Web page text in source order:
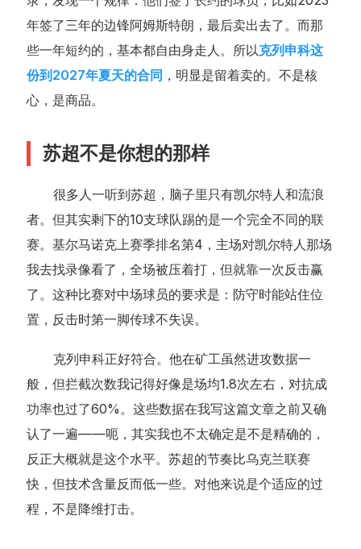
年签了三年的边锋阿姆斯特朗，最后卖出去了。而那
些一年短约的，基本都自由身走人。所以克列申科这
份到2027年夏天的合同 ，明显是留着卖的。不是核
心，是商品。
苏超不是你想的那样
很多人一听到苏超，脑子里只有凯尔特人和流浪
者。但其实剩下的10支球队踢的是一个完全不同的联
赛。基尔马诺克上赛季排名第4，主场对凯尔特人那场
我去找录像看了，全场被压着打，但就靠一次反击赢
了。这种比赛对中场球员的要求是：防守时能站住位
置，反击时第一脚传球不失误。
克列申科正好符合。他在矿工虽然进攻数据一
般，但拦截次数我记得好像是场均1.8次左右，对抗成
功率也过了60%。这些数据在我写这篇文章之前又确
认了一遍——呃，其实我也不太确定是不是精确的，
反正大概就是这个水平。苏超的节奏比乌克兰联赛
快，但技术含量反而低一些。对他来说是个适应的过
程，不是降维打击。